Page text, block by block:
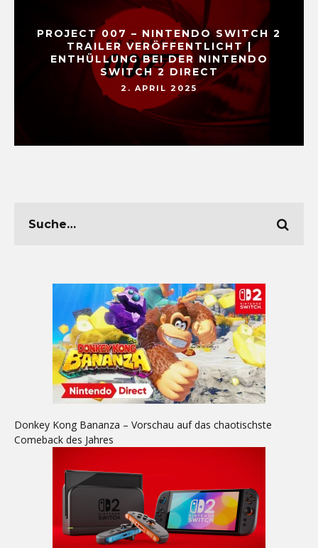
PROJECT 007 – NINTENDO SWITCH 2
TRAILER VERÖFFENTLICHT |
ENTHÜLLUNG BEI DER NINTENDO
SWITCH 2 DIRECT
2. APRIL 2025
Donkey Kong Bananza – Vorschau auf das chaotischste
Comeback des Jahres